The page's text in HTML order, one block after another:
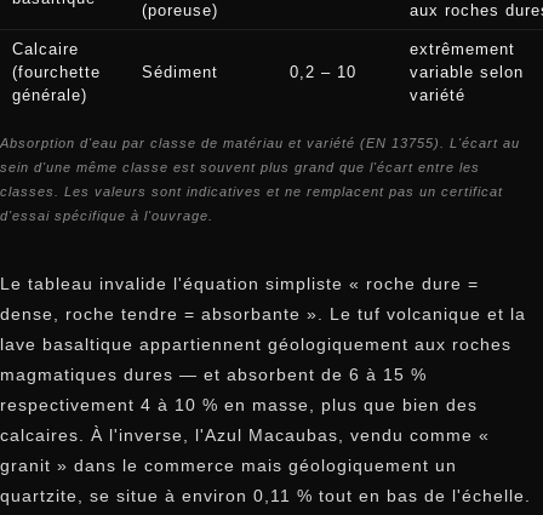
(poreuse)
aux roches
Calcaire
(fourchette
générale)
Sédiment 0,2 – 10
extrêmement
variable selon
variété
Absorption d'eau par classe de matériau et variété (EN 13755). L'écart au
sein d'une même classe est souvent plus grand que l'écart entre les
classes. Les valeurs sont indicatives et ne remplacent pas un certificat
d'essai spécifique à l'ouvrage.
Le tableau invalide l'équation simpliste « roche dure =
dense, roche tendre = absorbante ». Le tuf volcanique et la
lave basaltique appartiennent géologiquement aux roches
magmatiques dures — et absorbent de 6 à 15 %
respectivement 4 à 10 % en masse, plus que bien des
calcaires. À l'inverse, l'Azul Macaubas, vendu comme «
granit » dans le commerce mais géologiquement un
quartzite, se situe à environ 0,11 % tout en bas de l'échelle.